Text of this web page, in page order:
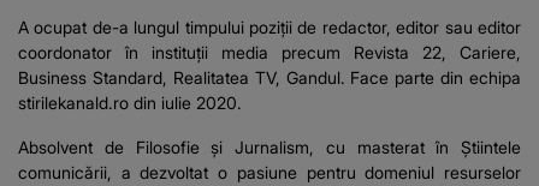
A ocupat de-a lungul timpului poziții de redactor, editor sau editor
coordonator în instituții media precum Revista 22, Cariere,
Business Standard, Realitatea TV, Gandul. Face parte din echipa
stirilekanald.ro din iulie 2020.
Absolvent de Filosofie și Jurnalism, cu masterat în Știintele
comunicării, a dezvoltat o pasiune pentru domeniul resurselor